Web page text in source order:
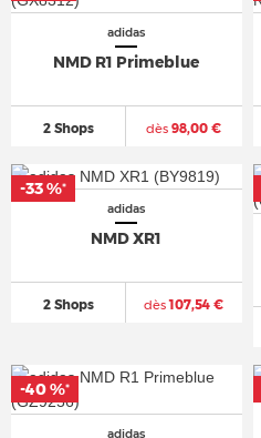
adidas
NMD R1 Primeblue
2 Shops dès 98,00 €
adidas
NMD XR1
2 Shops dès107,54 €
-33 %*
adidas
-40 %*